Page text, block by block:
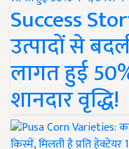
Success
उत्पादों से
लागत हुई
शानदार वृद्धि!